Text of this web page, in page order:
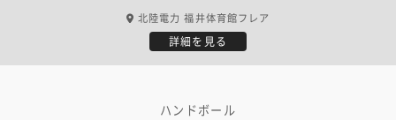
北陸電力 福井体育館フレア
詳細を見る
ハンドボール